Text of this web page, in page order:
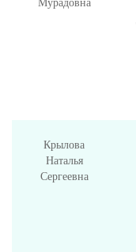
Крылова
Наталья
Сергеевна